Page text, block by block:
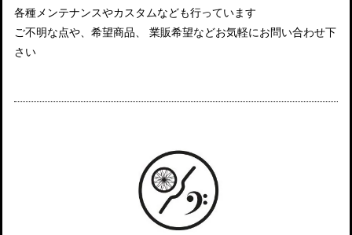
各種メンテナンスやカスタムなども行っています
ご不明な点や、希望商品、 業販希望などお気軽にお問い合わせ下
さい